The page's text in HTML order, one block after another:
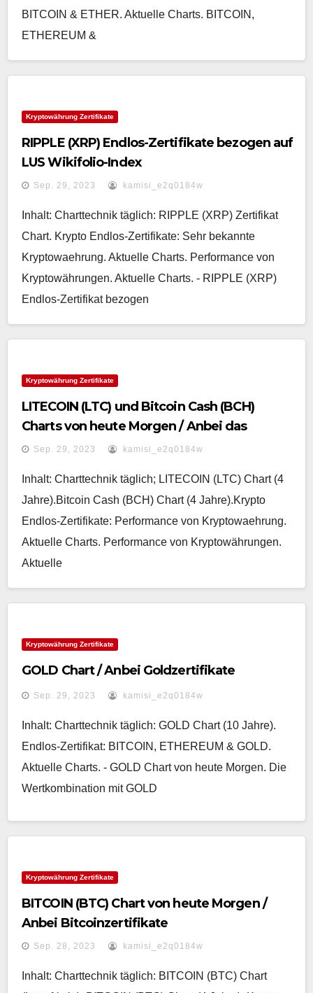
BITCOIN & ETHER. Aktuelle Charts. BITCOIN,
ETHEREUM &
Kryptowährung Zertifikate
RIPPLE (XRP) Endlos-Zertifikate bezogen auf
LUS Wikifolio-Index
Sep. 29, 2023 kamisi_e2q0184w
Inhalt: Charttechnik täglich: RIPPLE (XRP) Zertifikat
Chart. Krypto Endlos-Zertifikate: Sehr bekannte
Kryptowaehrung. Aktuelle Charts. Performance von
Kryptowährungen. Aktuelle Charts. - RIPPLE (XRP)
Endlos-Zertifikat bezogen
Kryptowährung Zertifikate
LITECOIN (LTC) und Bitcoin Cash (BCH)
Charts von heute Morgen / Anbei das
gemeinsame Zertifikat „Performance von
Sep. 29, 2023 kamisi_e2q0184w
Inhalt: Charttechnik täglich; LITECOIN (LTC) Chart (4
Jahre).Bitcoin Cash (BCH) Chart (4 Jahre).Krypto
Endlos-Zertifikate: Performance von Kryptowaehrung.
Aktuelle Charts. Performance von Kryptowährungen.
Aktuelle
Kryptowährung Zertifikate
GOLD Chart / Anbei Goldzertifikate
Sep. 29, 2023 kamisi_e2q0184w
Inhalt: Charttechnik täglich: GOLD Chart (10 Jahre).
Endlos-Zertifikat: BITCOIN, ETHEREUM & GOLD.
Aktuelle Charts. - GOLD Chart von heute Morgen. Die
Wertkombination mit GOLD
Kryptowährung Zertifikate
BITCOIN (BTC) Chart von heute Morgen /
Anbei Bitcoinzertifikate
Sep. 28, 2023 kamisi_e2q0184w
Inhalt: Charttechnik täglich: BITCOIN (BTC) Chart